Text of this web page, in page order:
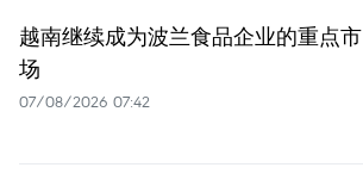
越南继续成为波兰食品企业的重点市
场
07/08/2026 07:42